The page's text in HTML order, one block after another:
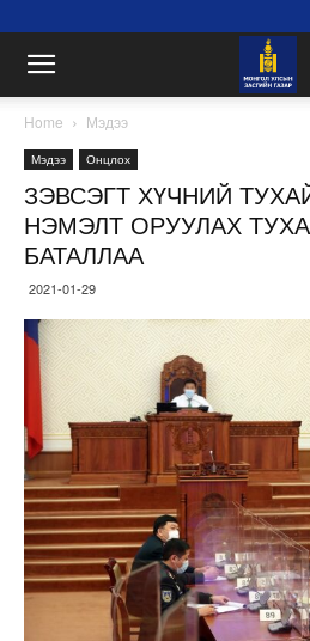
Home Мэдээ
Мэдээ Онцлох
ЗЭВСЭГТ ХҮЧНИЙ
НЭМЭЛТ ОРУУЛАХ
БАТАЛЛАА
2021-01-29